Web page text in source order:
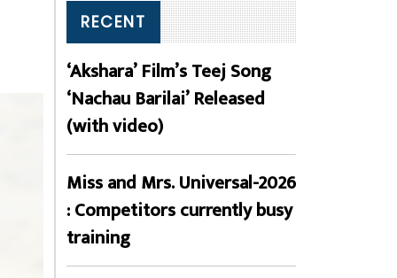
RECENT
‘Akshara’ Film’s Teej Song
‘Nachau Barilai’ Released
(with video)
Miss and Mrs. Universal-2026
: Competitors currently busy
training